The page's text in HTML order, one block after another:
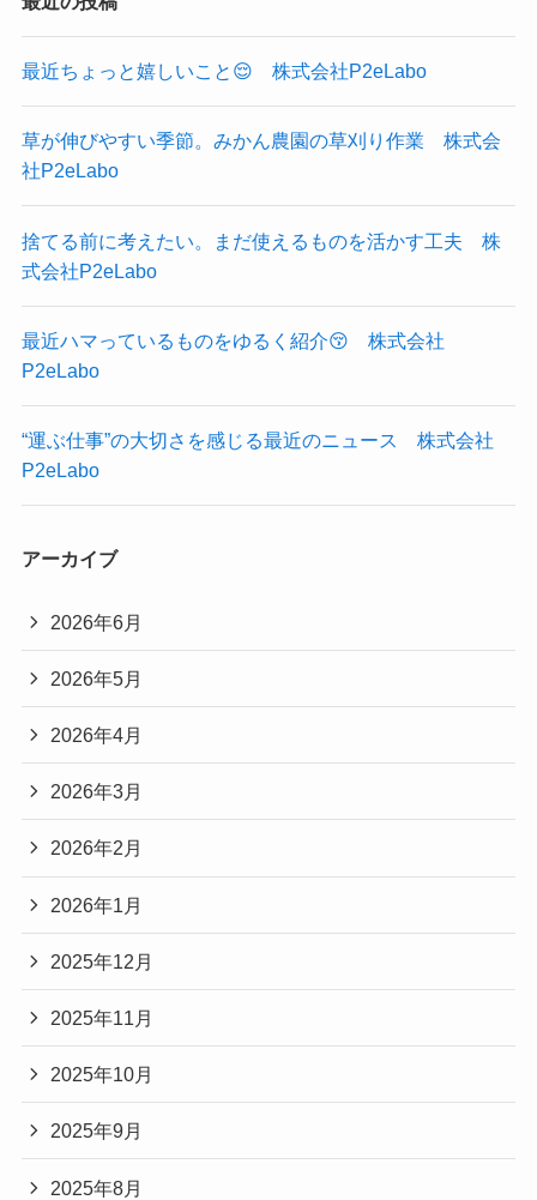
最近ちょっと嬉しいこと😌 株式会社P2eLabo
草が伸びやすい季節。みかん農園の草刈り作業 株式会
社P2eLabo
捨てる前に考えたい。まだ使えるものを活かす工夫 株
式会社P2eLabo
最近ハマっているものをゆるく紹介😚 株式会社
P2eLabo
“運ぶ仕事”の大切さを感じる最近のニュース 株式会社
P2eLabo
アーカイブ
2026年6月
2026年5月
2026年4月
2026年3月
2026年2月
2026年1月
2025年12月
2025年11月
2025年10月
2025年9月
2025年8月